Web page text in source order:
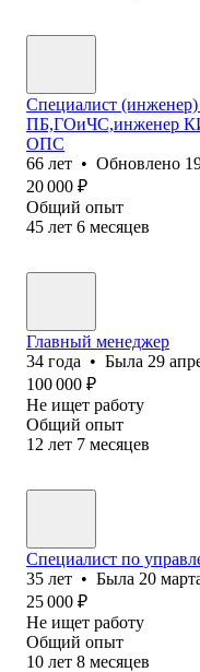
Специалист (инженер)
ПБ,ГОиЧС,инженер
ОПС
66 лет • Обновлено
20 000 ₽
Общий опыт
45 лет 6 месяцев
Главный менеджер
34 года • Была 29
100 000 ₽
Не ищет работу
Общий опыт
12 лет 7 месяцев
Специалист по
35 лет • Была 20
25 000 ₽
Не ищет работу
Общий опыт
10 лет 8 месяцев